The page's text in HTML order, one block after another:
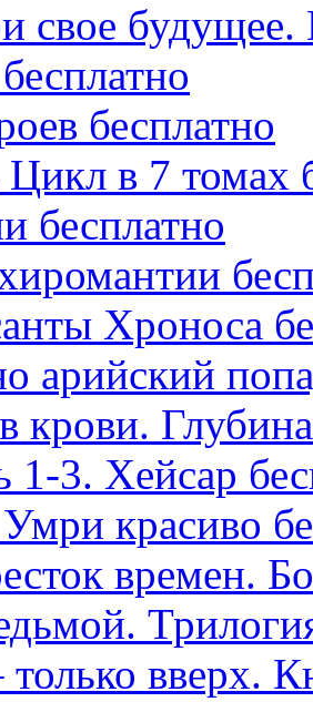
свое
бесплатно
в 7 томах
бесплатно
Хроноса
арийский
крови.
1-3. Хейсар
красиво
времен.
вверх.